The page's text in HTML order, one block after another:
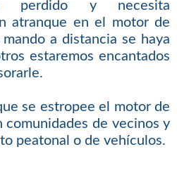
perdido y necesita
atranque en el motor de
a distancia se haya
estaremos encantados
se estropee el motor de
comunidades de vecinos y
peatonal o de vehículos.